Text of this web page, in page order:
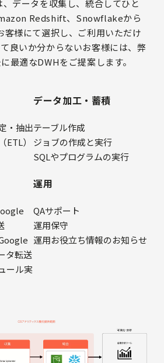
データを収集し、統合してひと
Redshift、Snowflakeから
客様にて選択し、ご利用いただけ
良いか分からないお客様には、弊
最適なDWHをご提案します。
・抽出
）
データ加工・蓄積
テーブル作成
ジョブの作成と実行
SQLやプログラムの実行
タ転送
ール実
運用
QAサポート
運用保守
運用お役立ち情報のお知らせ